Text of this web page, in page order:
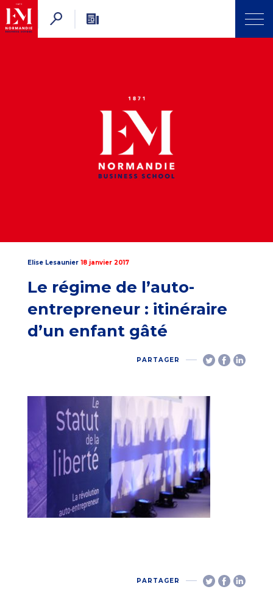
Elise Lesaunier 18 janvier 2017
Le régime de l’auto-
entrepreneur : itinéraire
d’un enfant gâté
PARTAGER
PARTAGER